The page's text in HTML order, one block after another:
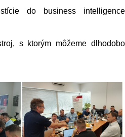
do business intelligence
s ktorým môžeme dlhodobo